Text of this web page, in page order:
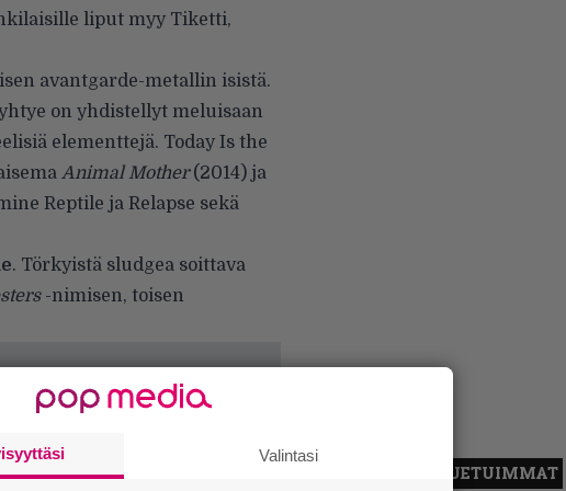
liput myy Tiketti,
avantgarde-metallin isistä.
on yhdistellyt meluisaan
elementtejä. Today Is the
Animal Mother(2014) ja
Reptile ja Relapse sekä
. Törkyistä sludgea soittava
-nimisen, toisen
LUETUIMMAT
Valintasi